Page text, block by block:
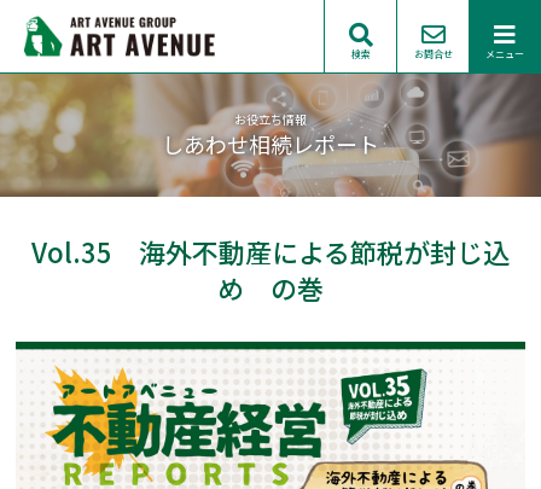
検索 お問合せ メニュー
お役立ち情報
しあわせ相続レポート
Vol.35 海外不動産による節税が封じ込
め の巻